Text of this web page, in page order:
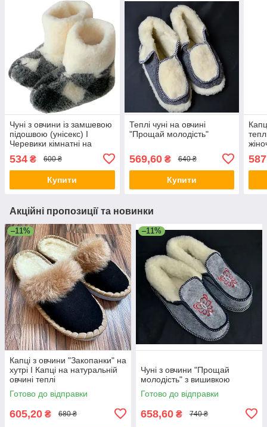
Чуні з овчини із замшевою
підошвою (унісекс) I
Черевики кімнатні на
534 ₴ 600 ₴
Купити
Теплі чуні на овчині
"Прощай молодість"
569,60₴ 640 ₴
Купити
Акційні пропозиції та новинки
–11%
Капці з овчини "Закопанки" на
хутрі I Капці на натуральній
овчині теплі
Готово до відправки
605,20 ₴ 680 ₴
–11%
Чуні з овчини "Прощай
молодість" з вишивкою
Готово до відправки
658,60 ₴ 740 ₴